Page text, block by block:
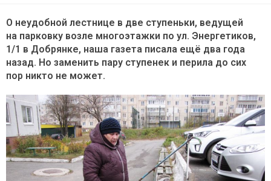
О неудобной лестнице в две ступеньки, ведущей
на парковку возле многоэтажки по ул. Энергетиков,
1/1 в Добрянке, наша газета писала ещё два года
назад. Но заменить пару ступенек и перила до сих
пор никто не может.